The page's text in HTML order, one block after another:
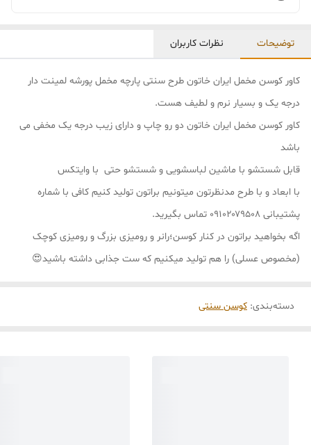
توضیحات نظرات کاربران
کاور کوسن مخمل ایران خاتون طرح سنتی پارچه مخمل پورشه لمینت دار
درجه یک و بسیار نرم و لطیف هست.
کاور کوسن مخمل ایران خاتون دو رو چاپ و دارای زیب درجه یک مخفی می
باشد
قابل شستشو با ماشین لباسشویی و شستشو حتی با وایتکس
با ابعاد و با طرح مدنظرتون میتونیم براتون تولید کنیم کافی با شماره
پشتیبانی ۰۹۱۰۲۰۷۹۵۰۸ تماس بگیرید.
اگه بخواهید براتون در کنار کوسن؛رانر و رومیزی بزرگ و رومیزی کوچک
(مخصوص عسلی) را هم تولید میکنیم که ست جذابی داشته باشید😍
دسته‌بندی: کوسن سنتی